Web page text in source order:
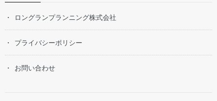
ロングランプランニング株式会社
プライバシーポリシー
お問い合わせ